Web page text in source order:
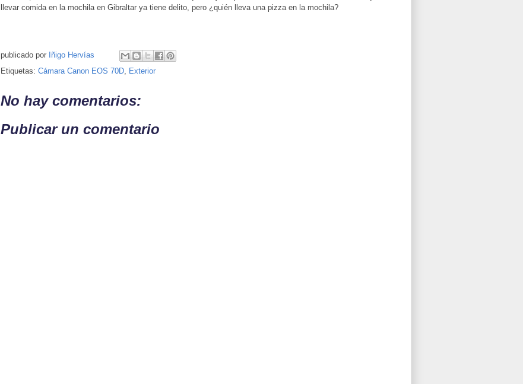
llevar comida en la mochila en Gibraltar ya tiene delito, pero ¿quién lleva una pizza en la mochila?
publicado por Iñigo Hervías
Etiquetas: Cámara Canon EOS 70D, Exterior
No hay comentarios:
Publicar un comentario